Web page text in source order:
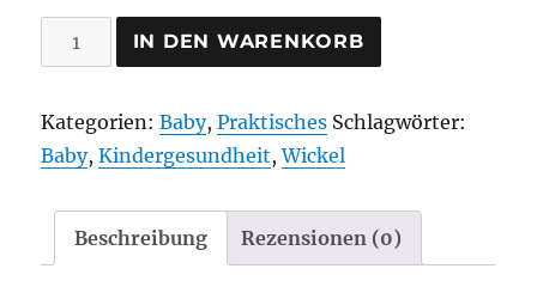
Brustwickelband
Lama
IN DEN WARENKORB
Kategorien:Baby,Praktisches Schlagwörter:
Baby,Kindergesundheit,Wickel
Beschreibung Rezensionen (0)